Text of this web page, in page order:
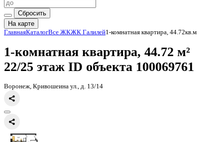
Сбросить
На карте
Главная КаталогВсе ЖКЖК Галилей
1-комнатная квартира, 44.72
22/25 этаж